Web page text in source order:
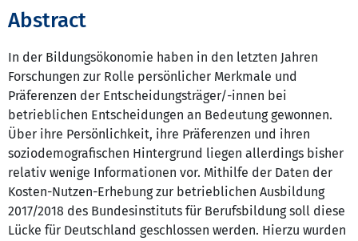
Abstract
In der Bildungsökonomie haben in den letzten Jahren
Forschungen zur Rolle persönlicher Merkmale und
Präferenzen der Entscheidungsträger/-innen bei
betrieblichen Entscheidungen an Bedeutung gewonnen.
Über ihre Persönlichkeit, ihre Präferenzen und ihren
soziodemografischen Hintergrund liegen allerdings bisher
relativ wenige Informationen vor. Mithilfe der Daten der
Kosten-Nutzen-Erhebung zur betrieblichen Ausbildung
2017/2018 des Bundesinstituts für Berufsbildung soll diese
Lücke für Deutschland geschlossen werden. Hierzu wurden